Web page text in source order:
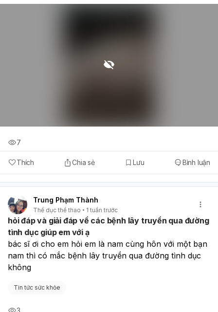
Thích Chia sẻ Lưu Bình luận
7
Trung Phạm Thành
Thể dục thể thao 1 tuần trước
hỏi đáp và giải đáp về các bệnh lây truyền qua đường
tình dục giúp em với ạ
bác sĩ ơi cho em hỏi em là nam cùng hôn với một bạn
nam thì có mắc bệnh lây truyền qua đường tình dục
không
Tin tức sức khỏe
3